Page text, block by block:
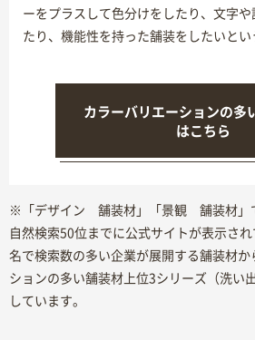
ーをプラスして色分けをしたり、文字
たり、機能性を持った舗装をしたいとい
カラーバリエーションの多
はこちら
※「デザイン 舗装材」「景観 舗装材」
自然検索50位までに公式サイトが表示さ
名で検索数の多い企業が展開する舗装材
ションの多い舗装材上位3シリーズ（洗い
しています。